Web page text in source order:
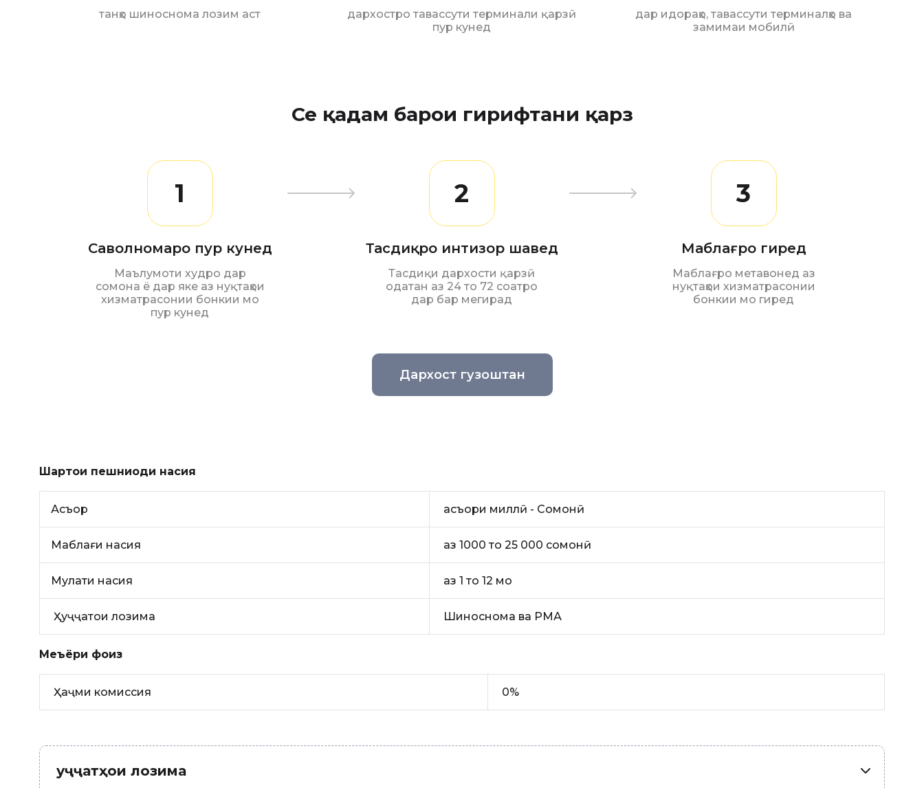
танҳо шиноснома лозим аст
дархостро тавассути терминали қарзӣ
пур кунед
дар идораҳо, тавассути терминалҳо ва
замимаи мобилӣ
Се қадам барои гирифтани қарз
1
Саволномаро пур кунед
Маълумоти худро дар
сомона ё дар яке аз нуқтаҳои
хизматрасонии бонкии мо
пур кунед
2
Тасдиқро интизор шавед
Тасдиқи дархости қарзӣ
одатан аз 24 то 72 соатро
дар бар мегирад
3
Маблағро гиред
Маблағро метавонед аз
нуқтаҳои хизматрасонии
бонкии мо гиред
Дархост гузоштан
Шартҳои пешниҳоди насия
Асъор асъори миллӣ - Сомонӣ
Маблағи насия аз 1000 то 25 000 сомонӣ
Муҳлати насия аз 1 то 12 моҳ
Ҳуҷҷатҳои лозима Шиноснома ва РМА
Меъёри фоиз
Ҳаҷми комиссия 0%
Ҳуҷҷатҳои лозима